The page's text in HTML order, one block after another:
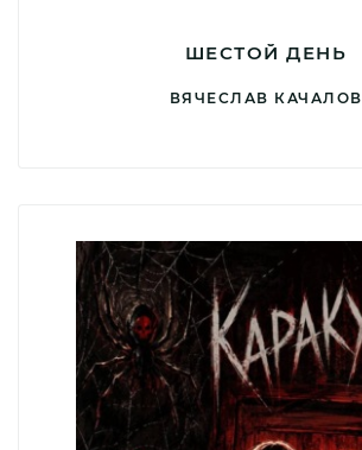
ШЕСТОЙ ДЕНЬ
ВЯЧЕСЛАВ КАЧАЛОВ